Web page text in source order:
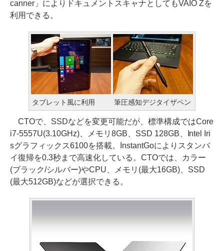
canner」によりドキュメントスキャナとしてもVAIO Zを
利用できる。
タブレット風に利用 筆圧感知デジタイザペン
CTOで、SSDなどを変更可能だが、標準構成ではCore
i7-5557U(3.10GHz)、メモリ8GB、SSD 128GB、Intel Iri
sグラフィックス6100を搭載。InstantGoによりスタンバ
イ復帰を0.3秒まで高速化している。CTOでは、カラー
(ブラック/シルバー)やCPU、メモリ(最大16GB)、SSD
(最大512GB)などが選択できる。